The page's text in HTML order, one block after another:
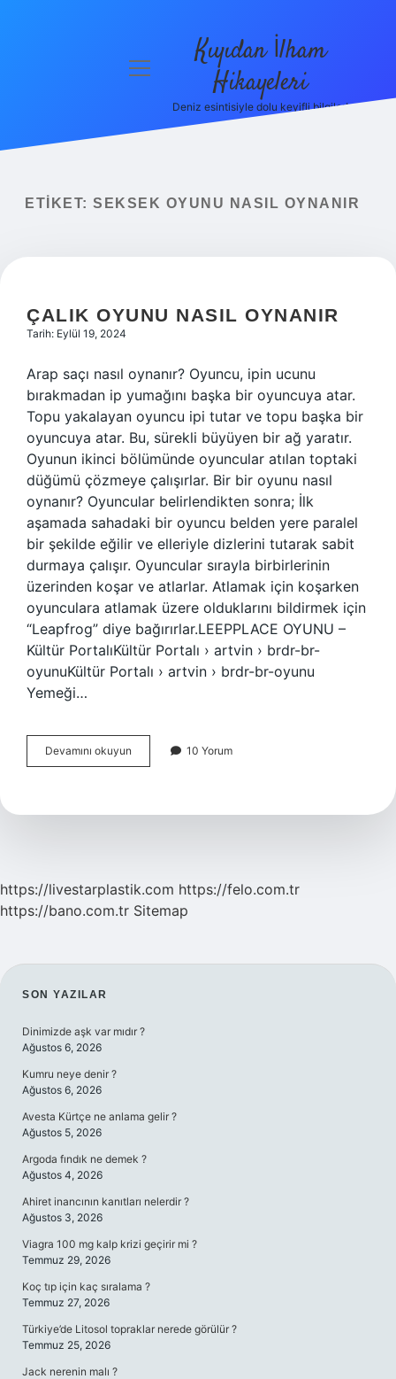
menüyü
Kıyıdan İlham
Hikayeleri
Deniz esintisiyle dolu keyifli bilgiler!
ETIKET: SEKSEK OYUNU NASIL OYNANIR
ÇALIK OYUNU NASIL OYNANIR
Tarih: Eylül 19, 2024
Arap saçı nasıl oynanır? Oyuncu, ipin ucunu
bırakmadan ip yumağını başka bir oyuncuya atar.
Topu yakalayan oyuncu ipi tutar ve topu başka bir
oyuncuya atar. Bu, sürekli büyüyen bir ağ yaratır.
Oyunun ikinci bölümünde oyuncular atılan toptaki
düğümü çözmeye çalışırlar. Bir bir oyunu nasıl
oynanır? Oyuncular belirlendikten sonra; İlk
aşamada sahadaki bir oyuncu belden yere paralel
bir şekilde eğilir ve elleriyle dizlerini tutarak sabit
durmaya çalışır. Oyuncular sırayla birbirlerinin
üzerinden koşar ve atlarlar. Atlamak için koşarken
oyunculara atlamak üzere olduklarını bildirmek için
“Leapfrog” diye bağırırlar.LEEPPLACE OYUNU –
Kültür PortalıKültür Portalı › artvin › brdr-br-
oyunuKültür Portalı › artvin › brdr-br-oyunu
Yemeği…
Devamını okuyun
Oyunu
10 Yorum
https://livestarplastik.com https://felo.com.tr
https://bano.com.tr Sitemap
SIDEBAR
SON YAZILAR
Dinimizde aşk var mıdır ?
Ağustos 6, 2026
Kumru neye denir ?
Ağustos 6, 2026
Avesta Kürtçe ne anlama gelir ?
Ağustos 5, 2026
Argoda fındık ne demek ?
Ağustos 4, 2026
Ahiret inancının kanıtları nelerdir ?
Ağustos 3, 2026
Viagra 100 mg kalp krizi geçirir mi ?
Temmuz 29, 2026
Koç tıp için kaç sıralama ?
Temmuz 27, 2026
Türkiye’de Litosol topraklar nerede görülür ?
Temmuz 25, 2026
Jack nerenin malı ?